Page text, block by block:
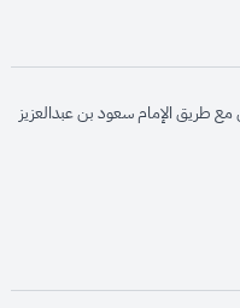
مع طريق الإمام سعود بن عبدالعزيز